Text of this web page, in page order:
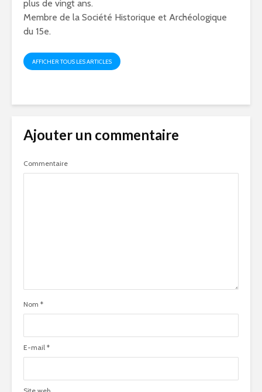
plus de vingt ans.
Membre de la Société Historique et Archéologique
du 15e.
AFFICHER TOUS LES ARTICLES
Ajouter un commentaire
Commentaire
Nom *
E-mail *